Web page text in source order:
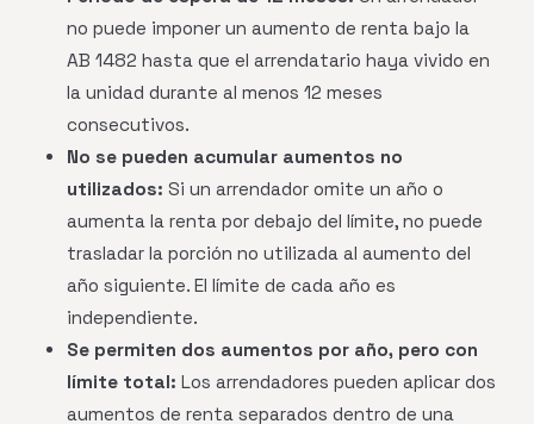
no puede imponer un aumento de renta bajo la
AB 1482 hasta que el arrendatario haya vivido en
la unidad durante al menos 12 meses
consecutivos.
No se pueden acumular aumentos no
utilizados: Si un arrendador omite un año o
aumenta la renta por debajo del límite, no puede
trasladar la porción no utilizada al aumento del
año siguiente. El límite de cada año es
independiente.
Se permiten dos aumentos por año, pero con
límite total: Los arrendadores pueden aplicar dos
aumentos de renta separados dentro de una